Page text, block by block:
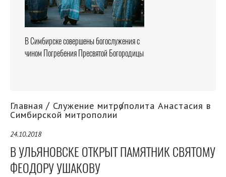
В Симбирске совершены богослужения с
чином Погребения Пресвятой Богородицы
Главная Служение митрополита Анастасия в
Симбирской митрополии
24.10.2018
В УЛЬЯНОВСКЕ ОТКРЫТ ПАМЯТНИК СВЯТОМУ
ФЕОДОРУ УШАКОВУ